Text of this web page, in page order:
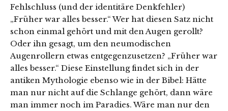
Fehlschluss (und der identitäre Denkfehler)
„Früher war alles besser.“ Wer hat diesen Satz nicht
schon einmal gehört und mit den Augen gerollt?
Oder ihn gesagt, um den neumodischen
Augenrollern etwas entgegenzusetzen? „Früher war
alles besser.“ Diese Einstellung findet sich in der
antiken Mythologie ebenso wie in der Bibel: Hätte
man nur nicht auf die Schlange gehört, dann wäre
man immer noch im Paradies. Wäre man nur den